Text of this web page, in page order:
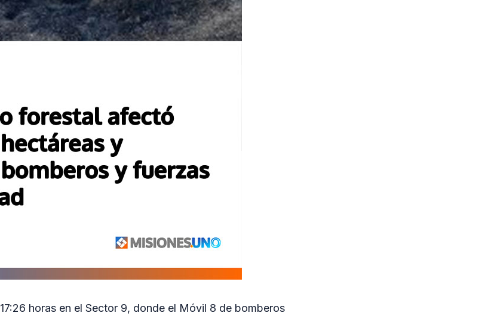
horas en el Sector 9, donde el Móvil 8 de bomberos